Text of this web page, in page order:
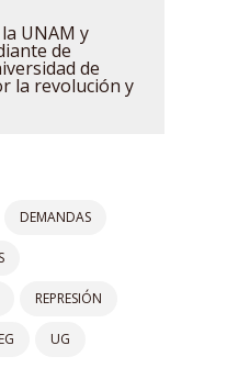
UNAM y
de
de
la revolución y
DEMANDAS
REPRESIÓN
UG